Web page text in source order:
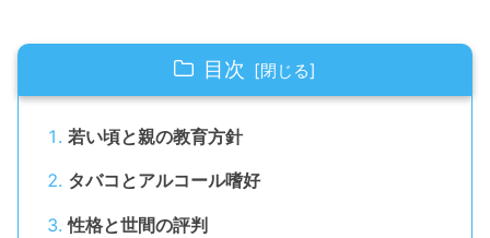
目次
若い頃と親の教育方針
タバコとアルコール嗜好
性格と世間の評判